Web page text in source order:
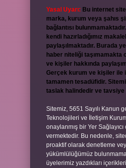
Yasal Uyarı: Bu internet
marka, kurum veya şahıs
bağlantısı
kendi hazırladığımız
paylaşılmaktadır. Burada
haber niteliği taşımamakta
ve kişiler hakkında
Gerçek kurum ve kişiler ile
tamamen tesadüfidir.
taslak halindedir ve tavsiye
Sitemiz, 5651 Sayılı Kanun
Teknolojileri ve İletişim
onaylanmış bir Yer
vermektedir. Bu nedenle,
proaktif olarak denetleme
yükümlülüğümüz
üyelerimiz yazdıkları